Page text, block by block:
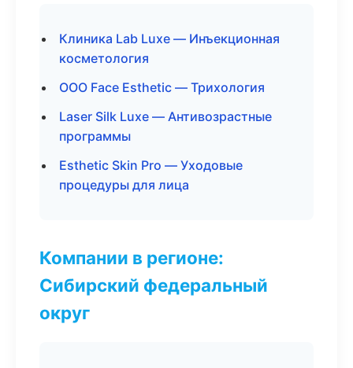
Клиника Lab Luxe — Инъекционная
косметология
ООО Face Esthetic — Трихология
Laser Silk Luxe — Антивозрастные
программы
Esthetic Skin Pro — Уходовые
процедуры для лица
Компании в регионе:
Сибирский федеральный
округ